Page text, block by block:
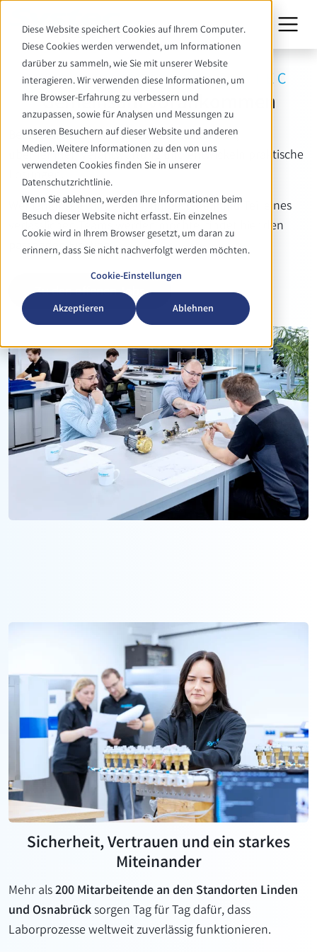
Diese Website speichert Cookies auf Ihrem Computer.
Diese Cookies werden verwendet, um Informationen
darüber zu sammeln, wie Sie mit unserer Website
interagieren. Wir verwenden diese Informationen, um
Ihre Browser-Erfahrung zu verbessern und
anzupassen, sowie für Analysen und Messungen zu
unseren Besuchern auf dieser Website und anderen
Medien. Weitere Informationen zu den von uns
verwendeten Cookies finden Sie in unserer
Datenschutzrichtlinie.
Wenn Sie ablehnen, werden Ihre Informationen beim
Besuch dieser Website nicht erfasst. Ein einzelnes
Cookie wird in Ihrem Browser gesetzt, um daran zu
erinnern, dass Sie nicht nachverfolgt werden möchten.
Cookie-Einstellungen
Akzeptieren Ablehnen
IHRE KARRIERE BEI SYSTEC
Gemeinsam vorankommen
Bei uns arbeiten Fachkräfte eng zusammen,
übernehmen Verantwortung und entwickeln praktische
Lösungen.
Wer langfristig mitdenken, mitgestalten und Teil eines
verlässlichen Teams werden möchte, findet hier den
passenden Einstieg.
Zu den offenen Jobs
Sicherheit, Vertrauen und ein starkes
Miteinander
Mehr als200 Mitarbeitende an den Standorten Linden
und Osnabrücksorgen Tag für Tag dafür, dass
Laborprozesse weltweit zuverlässig funktionieren.